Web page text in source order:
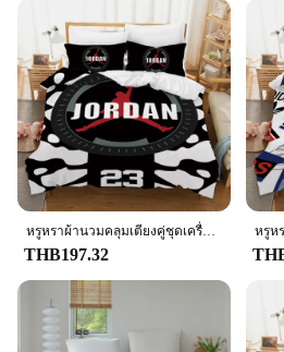
Touch of Modern Comfort
Usage and Purpose:
and Guest Accommodations
Performance and Property:
Maintain, with Long-Lasting
Parts and Accessories:
Duvet Cover, Pillowcases, and
Features:
**Unmatched Comfort and
Step into a world of tranquil
bedding sets, crafted from a
feel against your skin. The
style of these sets are tailored
of elegance and modern
THB197.32